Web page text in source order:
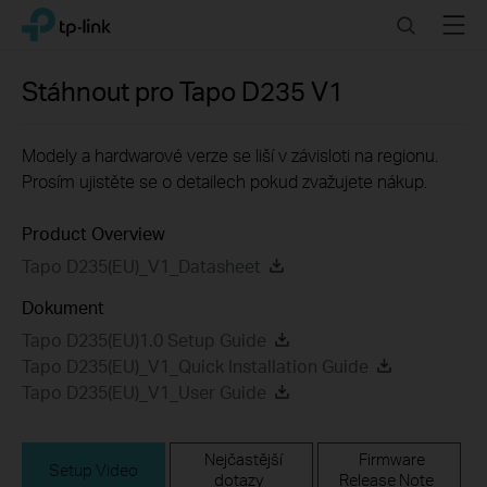
Click
navigation
TP-Link, Reliably Smart SearchMenu
Stáhnout proTapo D235 V1
Modely a hardwarové verze se liší v závisloti na regionu.
Prosím ujistěte se o detailech pokud zvažujete nákup.
Product Overview
Tapo D235(EU)_V1_Datasheet
Dokument
Tapo D235(EU)1.0 Setup Guide
Tapo D235(EU)_V1_Quick Installation Guide
Tapo D235(EU)_V1_User Guide
Setup Video
Nejčastější
dotazy
Firmware
Release Note